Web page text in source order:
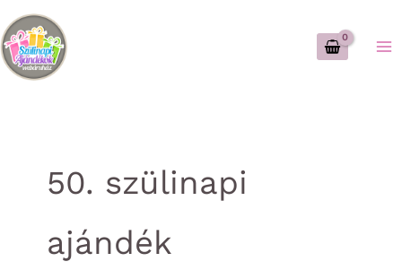
Skip
to
content
50. szülinapi
ajándék